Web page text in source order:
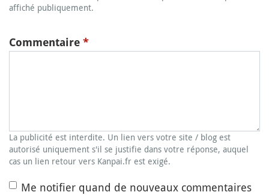
affiché publiquement.
Commentaire *
La publicité est interdite. Un lien vers votre site / blog est
autorisé uniquement s'il se justifie dans votre réponse, auquel
cas un lien retour vers Kanpai.fr est exigé.
Me notifier quand de nouveaux commentaires